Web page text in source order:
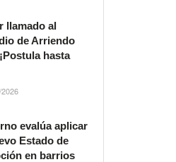
llamado al
de Arriendo
hasta
evalúa aplicar
Estado de
en barrios